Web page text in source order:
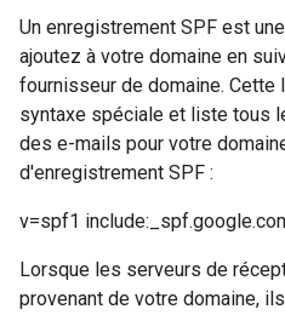
Un enregistrement SPF est
ajoutez à votre domaine en
fournisseur de domaine.
syntaxe spéciale et liste tous
des e-mails pour votre
d'enregistrement SPF :
v=spf1
Lorsque les serveurs de
provenant de votre domaine,